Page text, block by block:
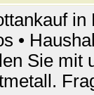
in
•
Sie mit